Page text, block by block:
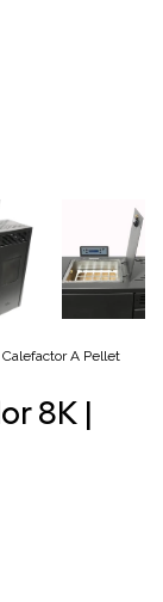
Calefactor A Pellet
8K |